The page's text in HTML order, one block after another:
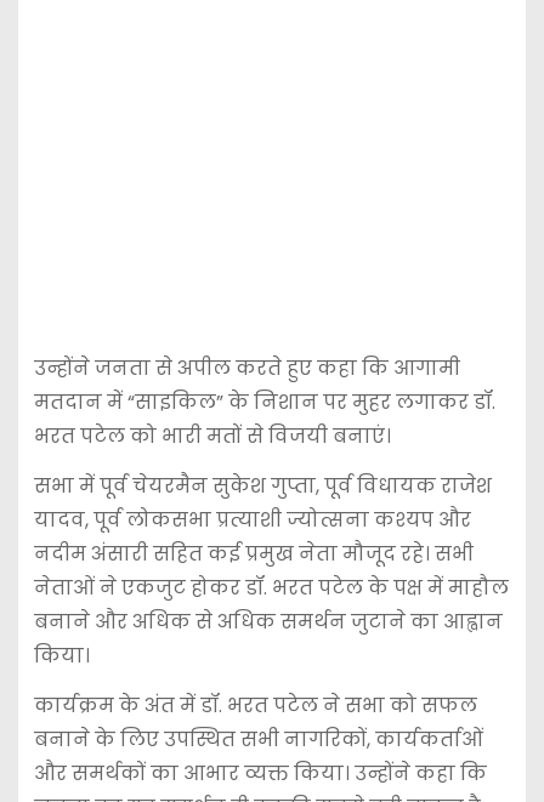
उन्होंने जनता से अपील करते हुए कहा कि आगामी
मतदान में “साइकिल” के निशान पर मुहर लगाकर डॉ.
भरत पटेल को भारी मतों से विजयी बनाएं।
सभा में पूर्व चेयरमैन सुकेश गुप्ता, पूर्व विधायक राजेश
यादव, पूर्व लोकसभा प्रत्याशी ज्योत्सना कश्यप और
नदीम अंसारी सहित कई प्रमुख नेता मौजूद रहे। सभी
नेताओं ने एकजुट होकर डॉ. भरत पटेल के पक्ष में माहौल
बनाने और अधिक से अधिक समर्थन जुटाने का आह्वान
किया।
कार्यक्रम के अंत में डॉ. भरत पटेल ने सभा को सफल
बनाने के लिए उपस्थित सभी नागरिकों, कार्यकर्ताओं
और समर्थकों का आभार व्यक्त किया। उन्होंने कहा कि